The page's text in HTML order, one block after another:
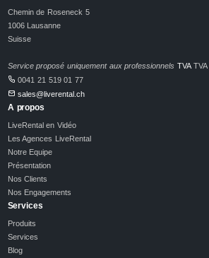
Chemin de Roseneck 5
1006 Lausanne
Suisse
Service proposé uniquement aux professionnels TVATVA
0041 21 519 01 77
sales@liverental.ch
A propos
LiveRental en Vidéo
Les Agences LiveRental
Notre Equipe
Présentation
Nos Clients
Nos Engagements
Services
Produits
Services
Blog